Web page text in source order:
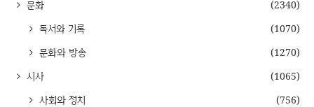
문화
(2340)
독서와 기록
(1070)
문화와 방송
(1270)
시사
(1065)
사회와 정치
(756)